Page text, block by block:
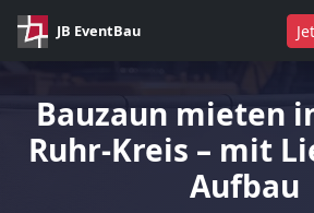
JB EventBau
Bauzaun mieten
Ruhr-Kreis – mit
Aufbau